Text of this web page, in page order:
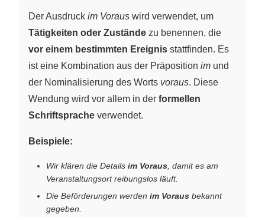
Der Ausdruck im Voraus wird verwendet, um
Tätigkeiten oder Zustände zu benennen, die
vor einem bestimmten Ereignis stattfinden. Es
ist eine Kombination aus der Präposition im und
der Nominalisierung des Worts voraus. Diese
Wendung wird vor allem in der formellen
Schriftsprache verwendet.
Beispiele:
Wir klären die Details im Voraus , damit es am
Veranstaltungsort reibungslos läuft.
Die Beförderungen werden im Voraus bekannt
gegeben.